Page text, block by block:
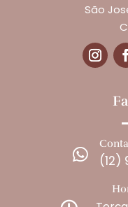
São
 (12)